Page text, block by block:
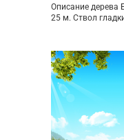
Описание дерева
25 м. Ствол